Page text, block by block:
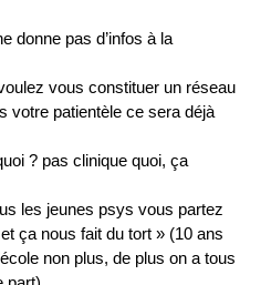
donne pas d’infos à la
vous constituer un réseau
votre patientèle ce sera déjà
? pas clinique quoi, ça
les jeunes psys vous partez
ça nous fait du tort » (10 ans
non plus, de plus on a tous